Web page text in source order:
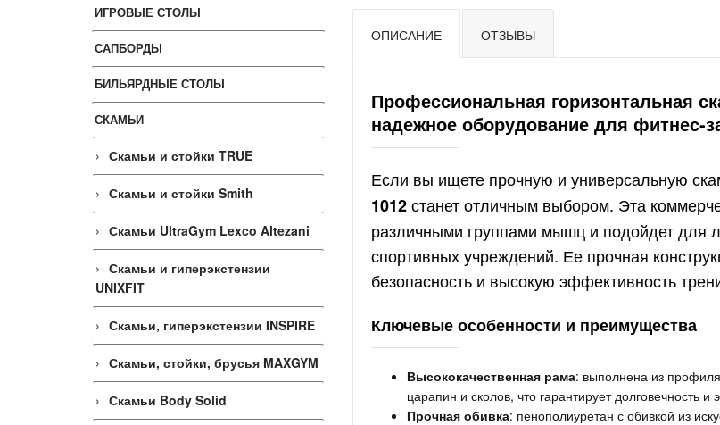
ИГРОВЫЕ СТОЛЫ
САПБОРДЫ
БИЛЬЯРДНЫЕ СТОЛЫ
СКАМЬИ
Скамьи и стойки TRUE
Скамьи и стойки Smith
Скамьи UltraGym Lexco Altezani
Скамьи и гиперэкстензии
UNIXFIT
Скамьи, гиперэкстензии INSPIRE
Скамьи, стойки, брусья MAXGYM
Скамьи Body Solid
ОПИСАНИЕ ОТЗЫВЫ
Профессиональная горизонтальная
надежное оборудование для фитнес-
Если вы ищете прочную и универсальную
1012станет отличным выбором. Эта
различными группами мышц и подойдет для
спортивных учреждений. Ее прочная
безопасность и высокую эффективность
Ключевые особенности и преимущества
Высококачественная рама: выполнена из
царапин и сколов, что гарантирует долговечность
Прочная обивка: пенополиуретан с обивкой из